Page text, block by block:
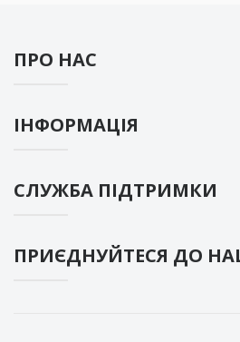
ПРО НАС
ІНФОРМАЦІЯ
СЛУЖБА ПІДТРИМКИ
ПРИЄДНУЙТЕСЯ ДО